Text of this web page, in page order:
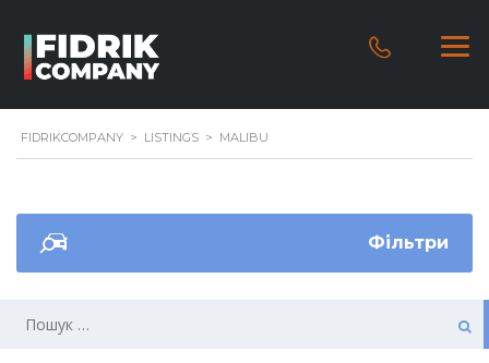
FIDRIKCOMPANY > LISTINGS > MALIBU
Фільтри